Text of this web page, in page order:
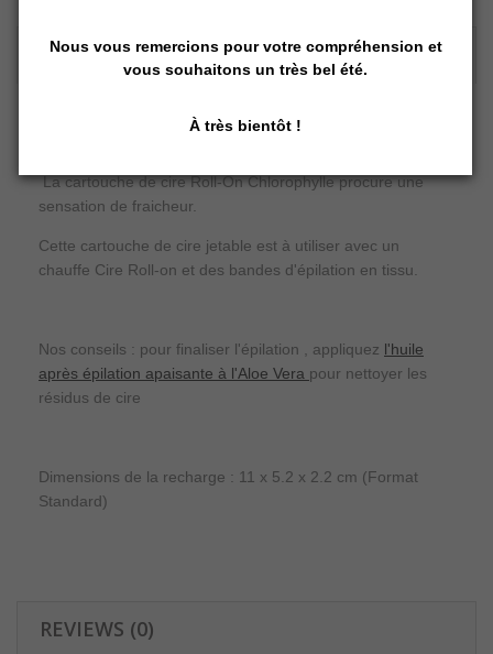
DESCRIPTION DÉTAILLÉE :
La cartouche de cire Roll-On est conçue pour une épilation
La cartouche de cire Roll-On Chlorophylle procure une
sensation de fraicheur.
Cette cartouche de cire jetable est à utiliser avec un
chauffe Cire Roll-on et des bandes d'épilation en tissu.
Nos conseils : pour finaliser l'épilation , appliquez l'huile
après épilation apaisante à l'Aloe Vera pour nettoyer les
résidus de cire
Dimensions de la recharge : 11 x 5.2 x 2.2 cm (Format
Standard)
REVIEWS (0)
Nous vous remercions pour votre compréhension et
vous souhaitons un très bel été.
À très bientôt !